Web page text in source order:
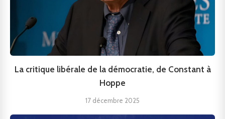
La critique libérale de la démocratie, de Constant à
Hoppe
17 décembre 2025